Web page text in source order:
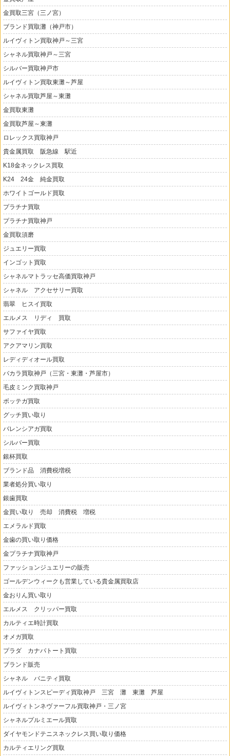
金買取三宮（三ノ宮）
ブランド買取灘（神戸市）
ルイヴィトン買取神戸～三宮
シャネル買取神戸～三宮
シルバー買取神戸市
ルイヴィトン買取東灘～芦屋
シャネル買取芦屋～東灘
金買取東灘
金買取芦屋～東灘
ロレックス買取神戸
貴金属買取 阪急線 駅近
K18金ネックレス買取
K24 24金 純金買取
ホワイトゴールド買取
プラチナ買取
プラチナ買取神戸
金買取須磨
ジュエリー買取
インゴット買取
シャネルマトラッセ高価買取神戸
シャネル アクセサリー買取
翡翠 ヒスイ買取
エルメス リディ 買取
サファイヤ買取
アクアマリン買取
レディディオール買取
バカラ買取神戸（三宮・東灘・芦屋市）
毛皮ミンク買取神戸
ボッテガ買取
グッチ買い取り
バレンシアガ買取
シルバー買取
銀杯買取
ブランド品 消費税増税
業者処分買い取り
銀歯買取
金買い取り 売却 消費税 増税
エメラルド買取
金歯の買い取り価格
金プラチナ買取神戸
ファッションジュエリーの販売
ゴールデンウィークも営業している貴金属買取店
金おりん買い取り
エルメス クリッパー買取
カルティエ時計買取
オメガ買取
プラダ カナパトート買取
ブランド販売
シャネル バニティ買取
ルイヴィトンスピーディ買取神戸 三宮 灘 東灘 芦屋
ルイヴィトンネヴァーフル買取神戸・三ノ宮
シャネルプルミエール買取
ダイヤモンドテニスネックレス買い取り価格
カルティエリング買取